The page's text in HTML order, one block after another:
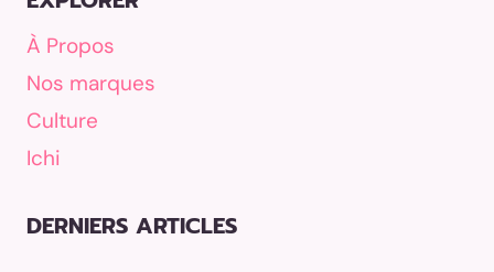
À Propos
Nos marques
Culture
Ichi
DERNIERS ARTICLES